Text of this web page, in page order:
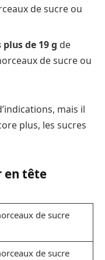
de sucre ou
de 19 g de
de sucre ou
mais il
plus, les sucres
en tête
de sucre
de sucre